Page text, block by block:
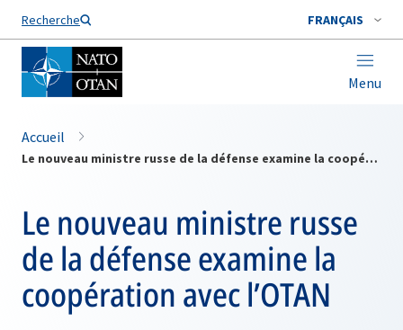
Recherche FRANÇAIS
Menu
Nom de famille*
Accueil
Le nouveau ministre russe de la défense examine la coopération avec l’OTAN
Le nouveau ministre russe
de la défense examine la
coopération avec l’OTAN